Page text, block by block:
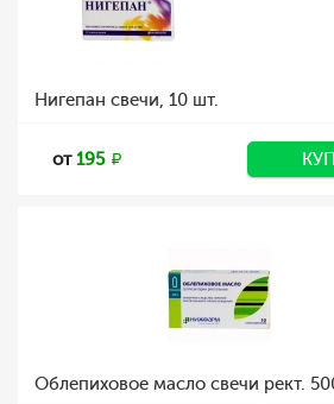
Нигепан свечи, 10 шт.
от195
Облепиховое масло свечи рект.